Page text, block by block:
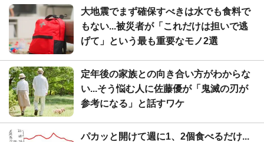
大地震でまず確保すべきは水でも食料で
もない...被災者が「これだけは担いで逃
げて」という最も重要なモノ2選
定年後の家族との向き合い方がわからな
い...そう悩む人に佐藤優が「鬼滅の刃が
参考になる」と話すワケ
パカッと開けて週に1、2個食べるだけ...